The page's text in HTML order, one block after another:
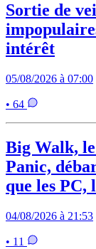
Sortie de
intérêt
05/08/2026 à 07:00
• 64
Big Walk,
Panic,
que les PC,
04/08/2026 à 21:53
• 11